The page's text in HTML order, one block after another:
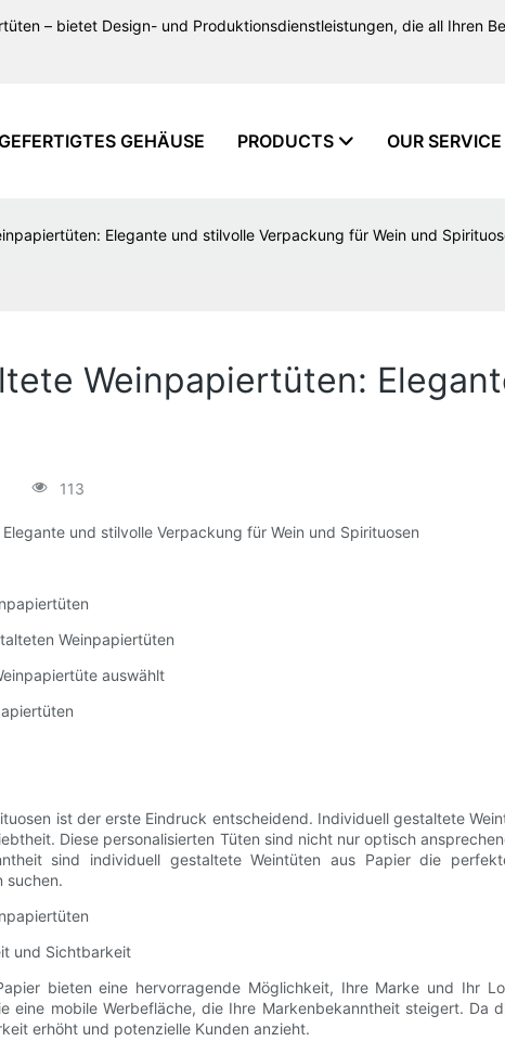
– bietet Design- und Produktionsdienstleistungen, die all Ihren
GEHÄUSE PRODUCTS OUR SERVICE
Elegante und stilvolle Verpackung für Wein und
Weinpapiertüten:
113
und stilvolle Verpackung für Wein und Spirituosen
Weinpapiertüten
auswählt
ist der erste Eindruck entscheidend. Individuell gestaltete
Diese personalisierten Tüten sind nicht nur optisch
sind individuell gestaltete Weintüten aus Papier die
suchen.
und Sichtbarkeit
bieten eine hervorragende Möglichkeit, Ihre Marke und Ihr
eine mobile Werbefläche, die Ihre Markenbekanntheit steigert.
erhöht und potenzielle Kunden anzieht.